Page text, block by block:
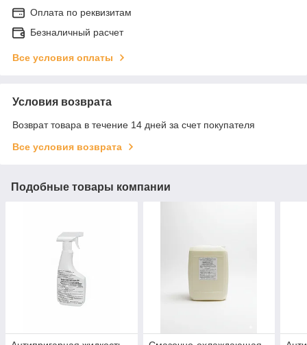
Оплата по реквизитам
Безналичный расчет
Все условия оплаты
Условия возврата
Возврат товара в течение 14 дней за счет покупателя
Все условия возврата
Подобные товары компании